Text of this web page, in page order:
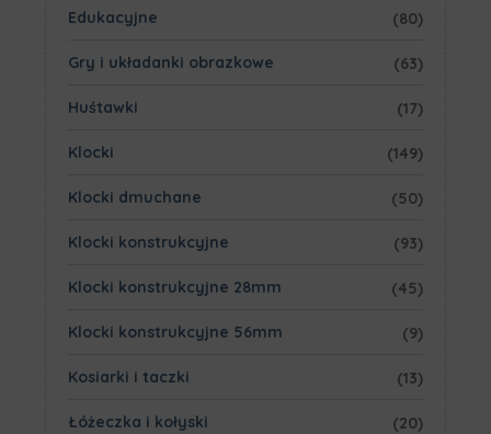
Edukacyjne (80)
Gry i układanki obrazkowe (63)
Huśtawki (17)
Klocki (149)
Klocki dmuchane (50)
Klocki konstrukcyjne (93)
Klocki konstrukcyjne 28mm (45)
Klocki konstrukcyjne 56mm (9)
Kosiarki i taczki (13)
Łóżeczka i kołyski (20)